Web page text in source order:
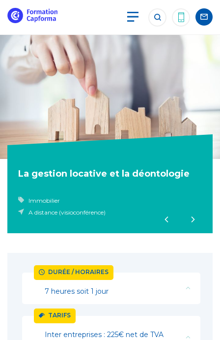
La gestion locative et la déontologie
Immobilier
A distance (visioconférence)
DURÉE / HORAIRES
7 heures soit 1 jour
TARIFS
Inter entreprises : 225€ net de TVA